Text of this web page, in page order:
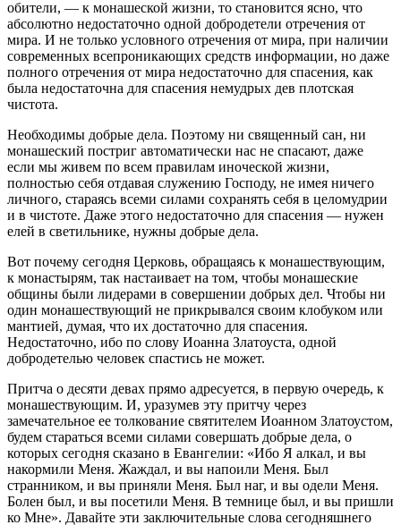
обители, — к монашеской жизни, то становится ясно, что
абсолютно недостаточно одной добродетели отречения от
мира. И не только условного отречения от мира, при наличии
современных всепроникающих средств информации, но даже
полного отречения от мира недостаточно для спасения, как
была недостаточна для спасения немудрых дев плотская
чистота.
Необходимы добрые дела. Поэтому ни священный сан, ни
монашеский постриг автоматически нас не спасают, даже
если мы живем по всем правилам иноческой жизни,
полностью себя отдавая служению Господу, не имея ничего
личного, стараясь всеми силами сохранять себя в целомудрии
и в чистоте. Даже этого недостаточно для спасения — нужен
елей в светильнике, нужны добрые дела.
Вот почему сегодня Церковь, обращаясь к монашествующим,
к монастырям, так настаивает на том, чтобы монашеские
общины были лидерами в совершении добрых дел. Чтобы ни
один монашествующий не прикрывался своим клобуком или
мантией, думая, что их достаточно для спасения.
Недостаточно, ибо по слову Иоанна Златоуста, одной
добродетелью человек спастись не может.
Притча о десяти девах прямо адресуется, в первую очередь, к
монашествующим. И, уразумев эту притчу через
замечательное ее толкование святителем Иоанном Златоустом,
будем стараться всеми силами совершать добрые дела, о
которых сегодня сказано в Евангелии: «Ибо Я алкал, и вы
накормили Меня. Жаждал, и вы напоили Меня. Был
странником, и вы приняли Меня. Был наг, и вы одели Меня.
Болен был, и вы посетили Меня. В темнице был, и вы пришли
ко Мне». Давайте эти заключительные слова сегодняшнего